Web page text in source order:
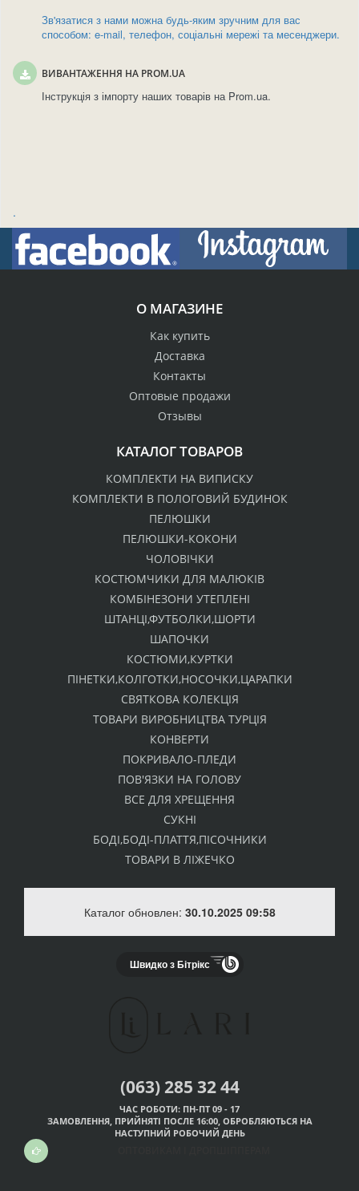
Зв'язатися з нами можна будь-яким зручним для вас
способом: e-mail, телефон, соціальні мережі та месенджери.
ВИВАНТАЖЕННЯ НА PROM.UA
Інструкція з імпорту наших товарів на Prom.ua.
.
О МАГАЗИНЕ
Как купить
Доставка
Контакты
Оптовые продажи
Отзывы
КАТАЛОГ ТОВАРОВ
КОМПЛЕКТИ НА ВИПИСКУ
КОМПЛЕКТИ В ПОЛОГОВИЙ БУДИНОК
ПЕЛЮШКИ
ПЕЛЮШКИ-КОКОНИ
ЧОЛОВІЧКИ
КОСТЮМЧИКИ ДЛЯ МАЛЮКІВ
КОМБІНЕЗОНИ УТЕПЛЕНІ
ШТАНЦІ,ФУТБОЛКИ,ШОРТИ
ШАПОЧКИ
КОСТЮМИ,КУРТКИ
ПІНЕТКИ,КОЛГОТКИ,НОСОЧКИ,ЦАРАПКИ
СВЯТКОВА КОЛЕКЦІЯ
ТОВАРИ ВИРОБНИЦТВА ТУРЦІЯ
КОНВЕРТИ
ПОКРИВАЛО-ПЛЕДИ
ПОВ'ЯЗКИ НА ГОЛОВУ
ВСЕ ДЛЯ ХРЕЩЕННЯ
СУКНІ
БОДІ,БОДІ-ПЛАТТЯ,ПІСОЧНИКИ
ТОВАРИ В ЛІЖЕЧКО
Каталог обновлен: 30.10.2025 09:58
Швидко з Бітрікс
(063) 285 32 44
ЧАС РОБОТИ: ПН-ПТ 09 - 17
ЗАМОВЛЕННЯ, ПРИЙНЯТІ ПОСЛЕ 16:00, ОБРОБЛЯЮТЬСЯ НА
НАСТУПНИЙ РОБОЧИЙ ДЕНЬ